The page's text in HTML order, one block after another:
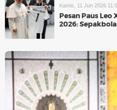
Kamis, 11 Jun 2026
Pesan Paus Leo
2026: